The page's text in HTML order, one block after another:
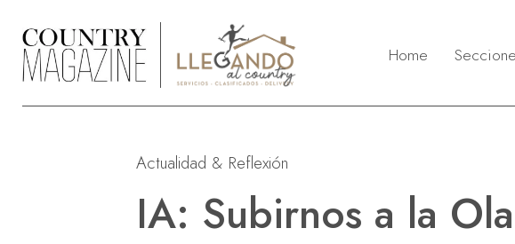
Home
LifeStyle
Deco & Jardín
Body & Soul
Reflexión
Actualidad & Reflexión
IA: Subirnos a la